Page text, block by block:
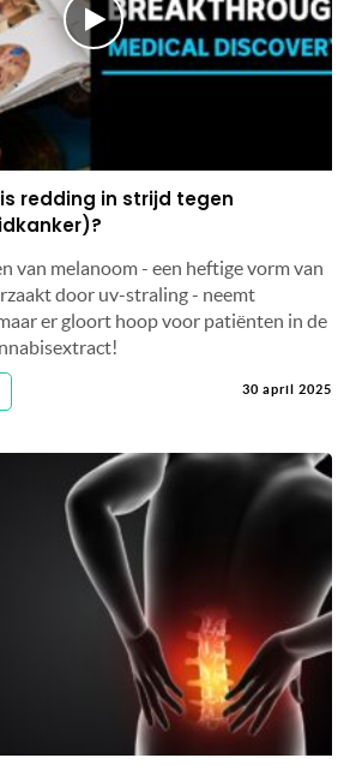
redding in strijd tegen
van melanoom - een heftige vorm van
door uv-straling - neemt
er gloort hoop voor patiënten in de
30 april 2025